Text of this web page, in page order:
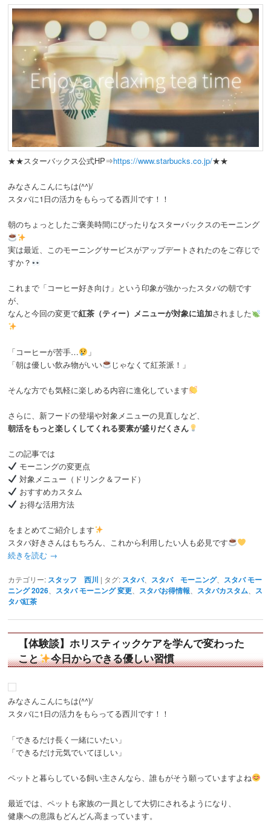
★★スターバックス公式HP⇒https://www.starbucks.co.jp/★★
みなさんこんにちは(^^)/
スタバに1日の活力をもらってる西川です！！
朝のちょっとしたご褒美時間にぴったりなスターバックスのモーニング
実は最近、このモーニングサービスがアップデートされたのをご存じで
すか？
これまで「コーヒー好き向け」という印象が強かったスタバの朝です
が、
なんと今回の変更で紅茶（ティー）メニューが対象に追加されました
「コーヒーが苦手…
」
「朝は優しい飲み物がいい
じゃなくて紅茶派！」
そんな方でも気軽に楽しめる内容に進化しています
さらに、新フードの登場や対象メニューの見直しなど、
朝活をもっと楽しくしてくれる要素が盛りだくさん
この記事では
モーニングの変更点
対象メニュー（ドリンク＆フード）
おすすめカスタム
お得な活用方法
をまとめてご紹介します
スタバ好きさんはもちろん、これから利用したい人も必見です
続きを読む →
カテゴリー: スタッフ 西川 | タグ: スタバ、 スタバ モーニング、 スタバ モー
ニング 2026
スタバ モーニング 変更 スタバお得情報 スタバカスタム
ス
タバ紅茶
【体験談】ホリスティックケアを学んで変わった
こと
今日からできる優しい習慣
みなさんこんにちは(^^)/
スタバに1日の活力をもらってる西川です！！
「できるだけ長く一緒にいたい」
「できるだけ元気でいてほしい」
ペットと暮らしている飼い主さんなら、誰もがそう願っていますよね
最近では、ペットも家族の一員として大切にされるようになり、
健康への意識もどんどん高まっています。